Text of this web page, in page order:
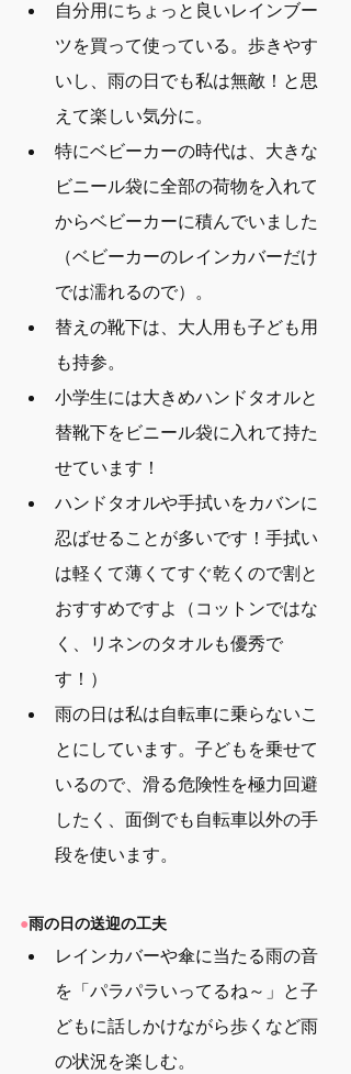
自分用にちょっと良いレインブー
ツを買って使っている。歩きやす
いし、雨の日でも私は無敵！と思
えて楽しい気分に。
特にベビーカーの時代は、大きな
ビニール袋に全部の荷物を入れて
からベビーカーに積んでいました
（ベビーカーのレインカバーだけ
では濡れるので）。
替えの靴下は、大人用も子ども用
も持参。
小学生には大きめハンドタオルと
替靴下をビニール袋に入れて持た
せています！
ハンドタオルや手拭いをカバンに
忍ばせることが多いです！手拭い
は軽くて薄くてすぐ乾くので割と
おすすめですよ（コットンではな
く、リネンのタオルも優秀で
す！）
雨の日は私は自転車に乗らないこ
とにしています。子どもを乗せて
いるので、滑る危険性を極力回避
したく、面倒でも自転車以外の手
段を使います。
●雨の日の送迎の工夫
レインカバーや傘に当たる雨の音
を「パラパラいってるね～」と子
どもに話しかけながら歩くなど雨
の状況を楽しむ。